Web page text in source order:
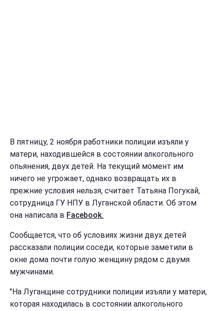
В пятницу, 2 ноября работники полиции изъяли у
матери, находившейся в состоянии алкогольного
опьянения, двух детей. На текущий момент им
ничего не угрожает, однако возвращать их в
прежние условия нельзя, считает Татьяна Погукай,
сотрудница ГУ НПУ в Луганской области. Об этом
она написала в Facebook.
Сообщается, что об условиях жизни двух детей
рассказали полиции соседи, которые заметили в
окне дома почти голую женщину рядом с двумя
мужчинами.
"На Луганщине сотрудники полиции изъяли у матери,
которая находилась в состоянии алкогольного